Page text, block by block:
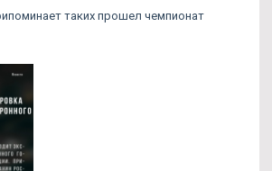
таких прошел чемпионат